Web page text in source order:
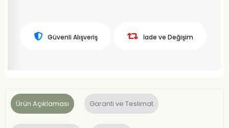
Güvenli Alışveriş İade ve Değişim
Ürün Açıklaması Garanti ve Teslimat